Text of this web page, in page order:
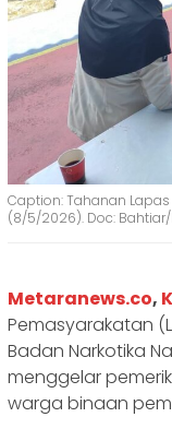
Caption: Tahanan
(8/5/2026). Doc:
Metaranews.co,
Pemasyarakatan
Badan Narkotika
menggelar
warga binaan